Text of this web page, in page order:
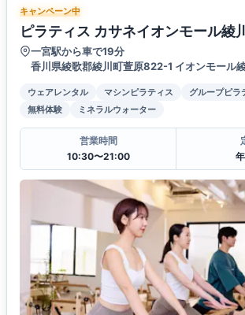
キャンペーン中
ピラティス カサネイオンモール綾
一宮駅から車で19分
香川県綾歌郡綾川町萱原822-1 イオンモール
ウェアレンタル マシンピラティス グループピラ
無料体験
ミネラルウォーター
営業時間
10:30〜21:00